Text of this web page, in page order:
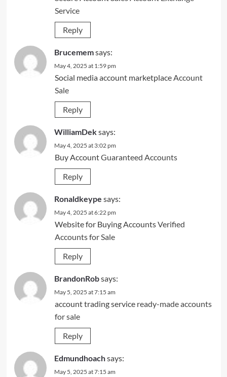
Service
Reply
Brucememsays:
May 4, 2025 at 1:59 pm
Social media account marketplace Account
Sale
Reply
WilliamDeksays:
May 4, 2025 at 3:02 pm
Buy AccountGuaranteed Accounts
Reply
Ronaldkeype says:
May 4, 2025 at 6:22 pm
Website for Buying AccountsVerified
Accounts for Sale
Reply
BrandonRobsays:
May 5, 2025 at 7:15 am
account trading service ready-made accounts
for sale
Reply
Edmundhoachsays:
May 5, 2025 at 7:15 am